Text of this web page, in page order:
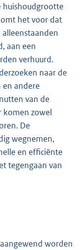
huishoudgrootte
het voor dat
aan een
verhuurd.
naar de
andere
van de
komen zowel
De
wegnemen,
en efficiënte
tegengaan van
worden